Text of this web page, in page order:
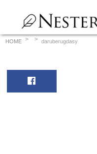
ンHOME daruberugdasy